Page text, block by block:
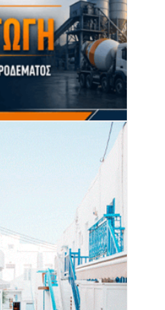
Σαντορίνη: Έργο 4 εκατ.
ευρώ αλλάζει το παραλιακό